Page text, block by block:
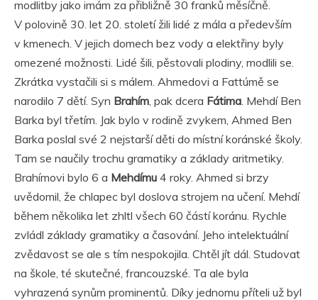
modlitby jako imám za přibližně 30 franků měsíčně.
V polovině 30. let 20. století žili lidé z mála a především
v kmenech. V jejich domech bez vody a elektřiny byly
omezené možnosti. Lidé šili, pěstovali plodiny, modlili se.
Zkrátka vystačili si s málem. Ahmedovi a Fattúmě se
narodilo 7 dětí. Syn Brahím , pak dcera Fátima . Mehdí Ben
Barka byl třetím. Jak bylo v rodině zvykem, Ahmed Ben
Barka poslal své 2 nejstarší děti do místní koránské školy.
Tam se naučily trochu gramatiky a základy aritmetiky.
Brahímovi bylo 6 a Mehdímu 4 roky. Ahmed si brzy
uvědomil, že chlapec byl doslova strojem na učení. Mehdí
během několika let zhltl všech 60 částí koránu. Rychle
zvládl základy gramatiky a časování. Jeho intelektuální
zvědavost se ale s tím nespokojila. Chtěl jít dál. Studovat
na škole, té skutečné, francouzské. Ta ale byla
vyhrazená synům prominentů. Díky jednomu příteli už byl